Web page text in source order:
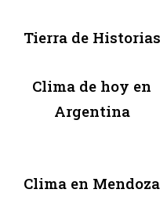
Tierra de Historias
Clima de hoy en
Argentina
Clima en Mendoza